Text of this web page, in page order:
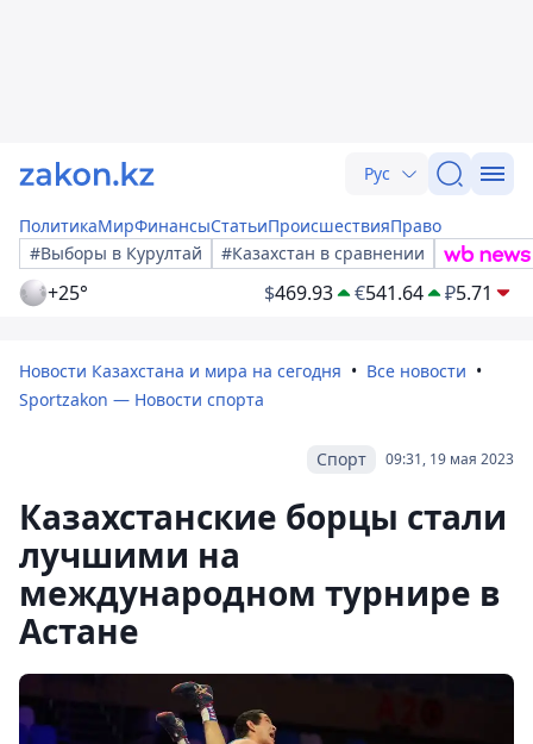
Рус
ПолитикаМирФинансыСтатьиПроисшествияПраво
#Выборы в Курултай
#Казахстан в сравнении
+25° $469.93 €541.64 ₽5.71
Новости Казахстана и мира на сегодня
Все новости
Sportzakon — Новости спорта
09:31, 19 мая 2023
Спорт
Казахстанские борцы стали
лучшими на
международном турнире в
Астане